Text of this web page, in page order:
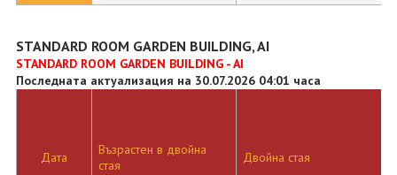
STANDARD ROOM GARDEN BUILDING, AI
STANDARD ROOM GARDEN BUILDING - AI
Последната актуализация на 30.07.2026 04:01 часа
Дата
Възрастен в двойна
стая
Двойна стая